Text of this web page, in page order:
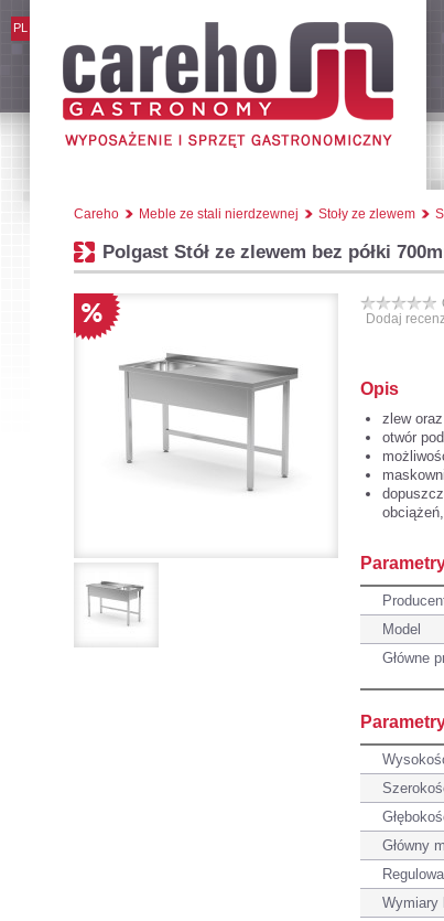
PL
Careho Meble ze stali nierdzewnej Stoły ze zlewem
Polgast Stół ze zlewem bez półki
Dodaj
Opis
zlew
otwór
Model
Główne
Główny
Wymiary